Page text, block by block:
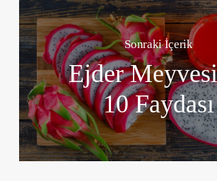
Sonraki İçerik
Ejder
10 Faydası